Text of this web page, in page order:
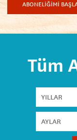
ABONELİĞİMİ
Tüm